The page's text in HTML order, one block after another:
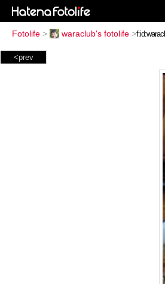
Fotolife > waraclub's fotolife >
<prev